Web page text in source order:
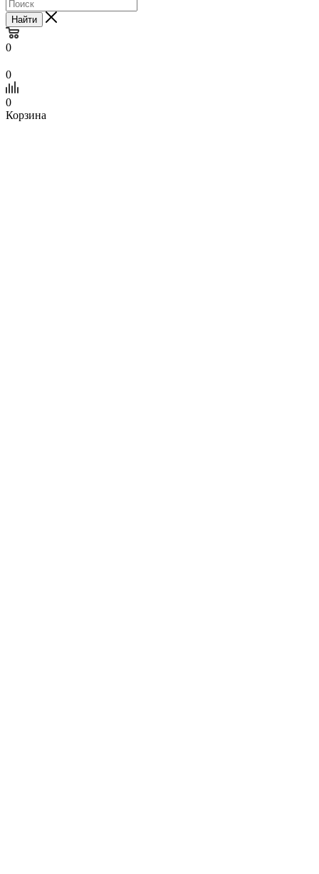
Найти
0
0
0
Корзина